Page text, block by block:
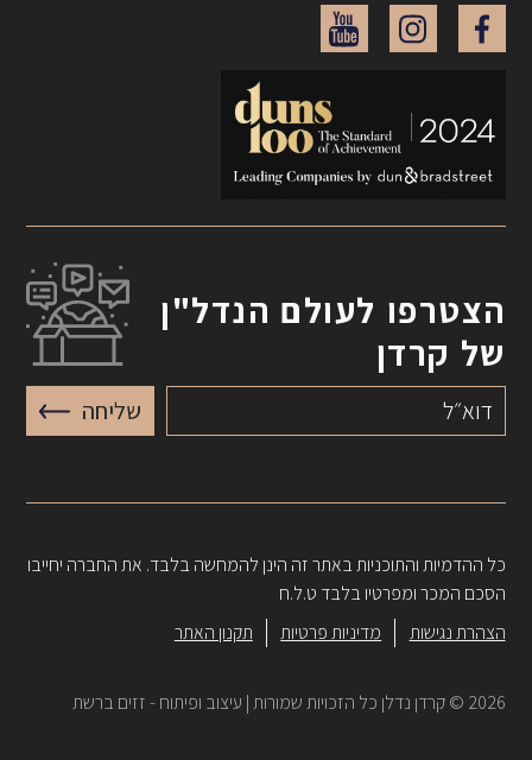
הצטרפו לעולם הנדל"ן
של קרדן
דוא״ל
שליחה
כל ההדמיות והתוכניות באתר זה הינן להמחשה בלבד. את החברה יחייבו
הסכם המכר ומפרטיו בלבד ט.ל.ח
הצהרת נגישות
מדיניות פרטיות תקנון האתר
2026 © קרדן נדלן כל הזכויות שמורות | עיצוב ופיתוח - זזים ברשת